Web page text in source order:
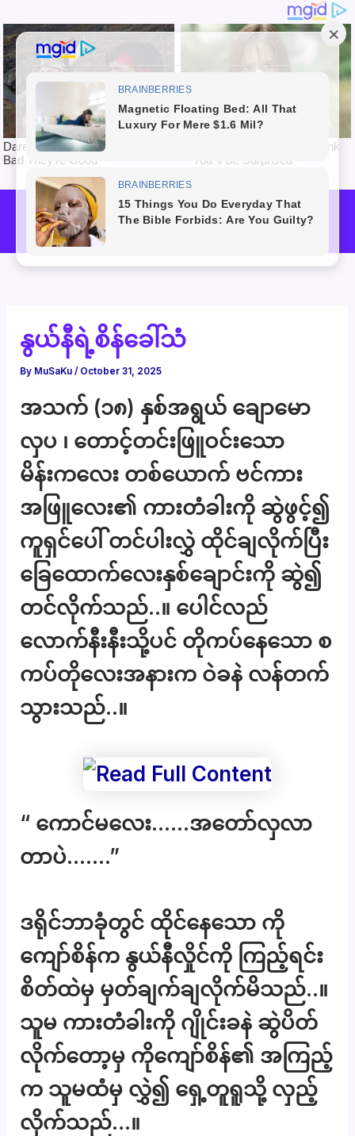
content
နွယ်နီရဲ့စိန်ခေါ်သံ
By MuSaKu/ October 31, 2025
အသက် (၁၈) နှစ်အရွယ် ချောမော
လှပ ၊ တောင့်တင်းဖြူဝင်းသော
မိန်းကလေး တစ်ယောက် ဗင်ကား
အဖြူလေး၏ ကားတံခါးကို ဆွဲဖွင့်၍
ကူရှင်ပေါ် တင်ပါးလွှဲ ထိုင်ချလိုက်ပြီး
ခြေထောက်လေးနှစ်ချောင်းကို ဆွဲ၍
တင်လိုက်သည်..။ ပေါင်လည်
လောက်နီးနီးသို့ပင် တိုကပ်နေသော စ
ကပ်တိုလေးအနားက ဝဲခနဲ လန်တက်
သွားသည်..။
“ ကောင်မလေး……အတော်လှလာ
တာပဲ…….”
ဒရိုင်ဘာခုံတွင် ထိုင်နေသော ကို
ကျော်စိန်က နွယ်နီလှိုင်ကို ကြည့်ရင်း
စိတ်ထဲမှ မှတ်ချက်ချလိုက်မိသည်..။
သူမ ကားတံခါးကို ဂျိုင်းခနဲ ဆွဲပိတ်
လိုက်တော့မှ ကိုကျော်စိန်၏ အကြည့်
က သူမထံမှ လွှဲ၍ ရှေ့တူရူသို့ လှည့်
လိုက်သည်…။